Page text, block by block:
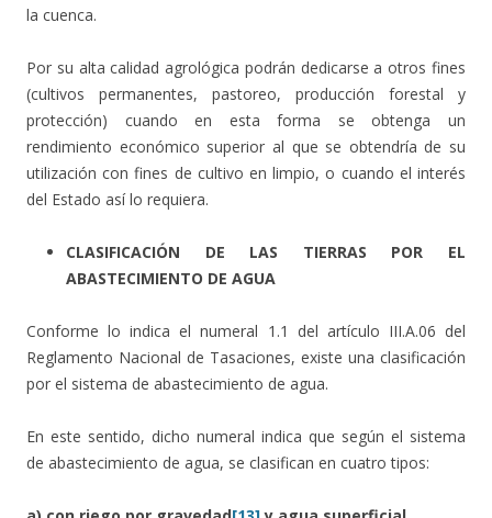
la cuenca.
Por su alta calidad agrológica podrán dedicarse a otros fines
(cultivos permanentes, pastoreo, producción forestal y
protección) cuando en esta forma se obtenga un
rendimiento económico superior al que se obtendría de su
utilización con fines de cultivo en limpio, o cuando el interés
del Estado así lo requiera.
CLASIFICACIÓN DE LAS TIERRAS POR EL
ABASTECIMIENTO DE AGUA
Conforme lo indica el numeral 1.1 del artículo III.A.06 del
Reglamento Nacional de Tasaciones, existe una clasificación
por el sistema de abastecimiento de agua.
En este sentido, dicho numeral indica que según el sistema
de abastecimiento de agua, se clasifican en cuatro tipos: